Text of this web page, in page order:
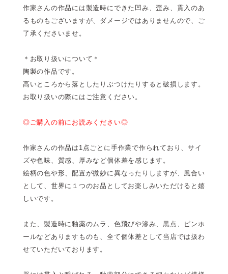
作家さんの作品には製造時にできた凹み、歪み、貫入のあ
るものもございますが、ダメージではありませんので、ご
了承くださいませ。
＊お取り扱いについて＊
陶製の作品です。
高いところから落としたりぶつけたりすると破損します。
お取り扱いの際にはご注意ください。
◎ご購入の前にお読みください◎
作家さんの作品は1点ごとに手作業で作られており、サイ
ズや色味、質感、厚みなど個体差を感じます。
絵柄の色や形、配置が微妙に異なったりしますが、風合い
として、世界に１つのお品としてお楽しみいただけると嬉
しいです。
また、製造時に釉薬のムラ、色飛びや滲み、黒点、ピンホ
ールなどありますものも、全て個体差として当店では扱わ
せていただいております。